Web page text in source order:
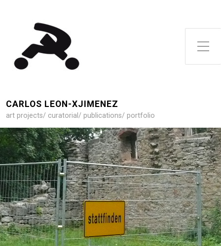
Toggle Side Menu
CARLOS LEON-XJIMENEZ
art projects/ curatorial/ publications/ portfolio